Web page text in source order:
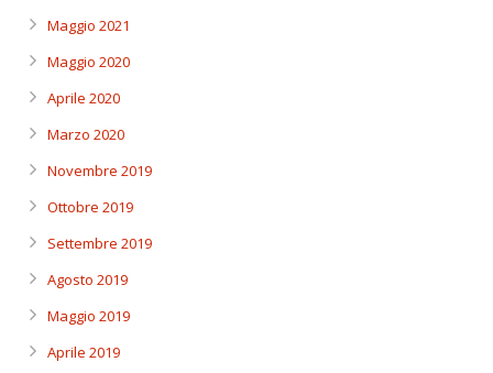
Maggio 2021
Maggio 2020
Aprile 2020
Marzo 2020
Novembre 2019
Ottobre 2019
Settembre 2019
Agosto 2019
Maggio 2019
Aprile 2019